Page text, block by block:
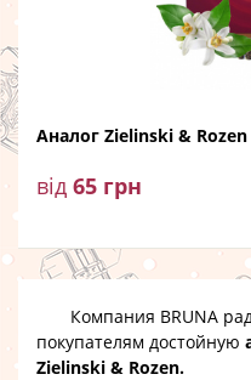
Аналог Zielinski &
від 65 грн
Компания BRUNA
покупателям достойную
Zielinski & Rozen.